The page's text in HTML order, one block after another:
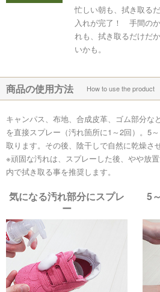
忙しい朝も、拭き取る
入れが完了！ 手間の
れも、拭き取るだけだ
いかも。
商品の使用方法 How to use the product
キャンパス、布地、合成皮革、ゴム部分な
を直接スプレー（汚れ箇所に1～2回）。5
取ります。その後、陰干しで自然に乾燥さ
※頑固な汚れは、スプレーした後、やや放
内で拭き取る事を推奨します。
気になる汚れ部分にスプレ
ー
5